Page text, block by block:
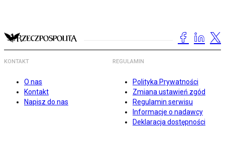
KONTAKT
O nas
Kontakt
Napisz do nas
REGULAMIN
Polityka Prywatności
Zmiana ustawień zgód
Regulamin serwisu
Informacje o nadawcy
Deklaracja dostępności